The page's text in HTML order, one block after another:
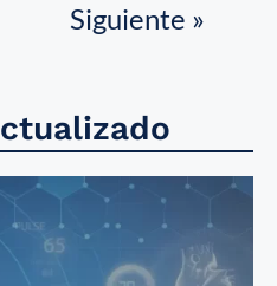
Siguiente »